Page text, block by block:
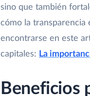
sino que también
cómo la transparencia
encontrarse en este
capitales: La
Beneficios